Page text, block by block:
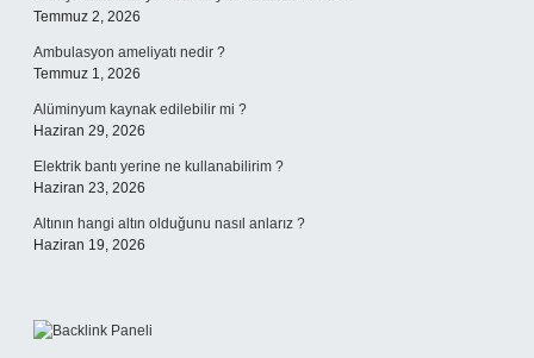
Temmuz 2, 2026
Ambulasyon ameliyatı nedir ?
Temmuz 1, 2026
Alüminyum kaynak edilebilir mi ?
Haziran 29, 2026
Elektrik bantı yerine ne kullanabilirim ?
Haziran 23, 2026
Altının hangi altın olduğunu nasıl anlarız ?
Haziran 19, 2026